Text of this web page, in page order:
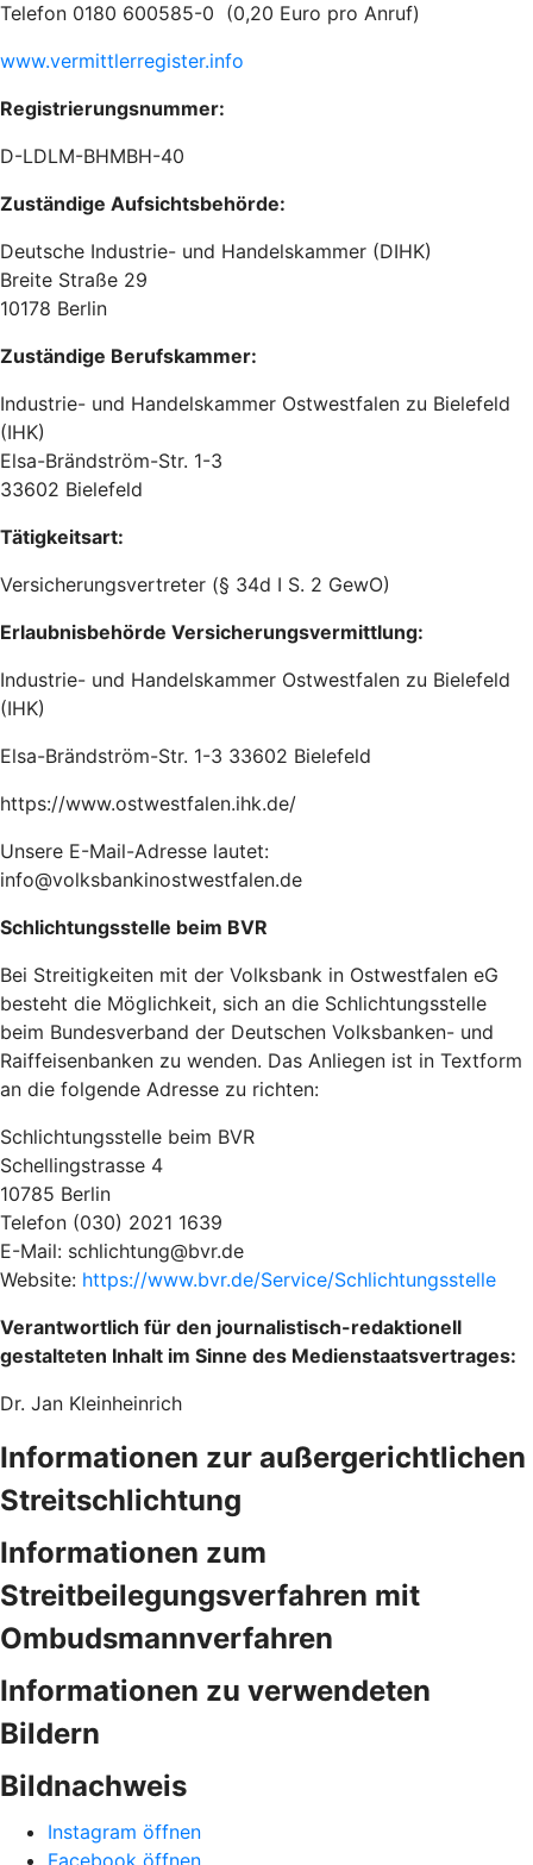
Telefon 0180 600585-0 (0,20 Euro pro Anruf)
www.vermittlerregister.info
Registrierungsnummer:
D-LDLM-BHMBH-40
Zuständige Aufsichtsbehörde:
Deutsche Industrie- und Handelskammer (DIHK)
Breite Straße 29
10178 Berlin
Zuständige Berufskammer:
Industrie- und Handelskammer Ostwestfalen zu Bielefeld
(IHK)
Elsa-Brändström-Str. 1-3
33602 Bielefeld
Tätigkeitsart:
Versicherungsvertreter (§ 34d I S. 2 GewO)
Erlaubnisbehörde Versicherungsvermittlung:
Industrie- und Handelskammer Ostwestfalen zu Bielefeld
(IHK)
Elsa-Brändström-Str. 1-3 33602 Bielefeld
https://www.ostwestfalen.ihk.de/
Unsere E-Mail-Adresse lautet:
info@volksbankinostwestfalen.de
Schlichtungsstelle beim BVR
Bei Streitigkeiten mit der Volksbank in Ostwestfalen eG
besteht die Möglichkeit, sich an die Schlichtungsstelle
beim Bundesverband der Deutschen Volksbanken- und
Raiffeisenbanken zu wenden. Das Anliegen ist in Textform
an die folgende Adresse zu richten:
Schlichtungsstelle beim BVR
Schellingstrasse 4
10785 Berlin
Telefon (030) 2021 1639
E-Mail: schlichtung@bvr.de
Website: https://www.bvr.de/Service/Schlichtungsstelle
Verantwortlich für den journalistisch-redaktionell
gestalteten Inhalt im Sinne des Medienstaatsvertrages:
Dr. Jan Kleinheinrich
Informationen zur außergerichtlichen
Streitschlichtung
Informationen zum
Streitbeilegungsverfahren mit
Ombudsmannverfahren
Informationen zu verwendeten
Bildern
Bildnachweis
Instagram öffnen
Facebook öffnen